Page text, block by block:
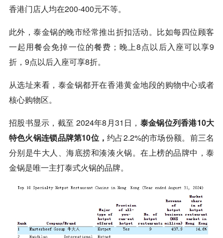
香港门店人均在200-400元不等。
此外，泰金锅的晚市经常推出折扣活动。比如每四位顾客
一起用餐会免掉一位的餐费；晚上8点以后入座可以享9
折，9点以后入座可享8折。
从选址来看，泰金锅都开在香港黄金地段的购物中心或者
核心购物区。
招股书显示，截至 2024年8月31日， 泰金锅位列香港10大
特色火锅连锁品牌第10位，约占2.2%的市场份额。前三名
分别是牛大人、海底捞和湊湊火锅。在上榜的品牌中，泰
金锅是唯一主打泰式火锅的品牌。